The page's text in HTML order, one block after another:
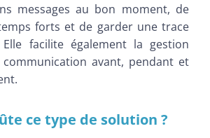
messages au bon moment, de
forts et de garder une trace
Elle facilite également la gestion
avant, pendant et
ce type de solution ?